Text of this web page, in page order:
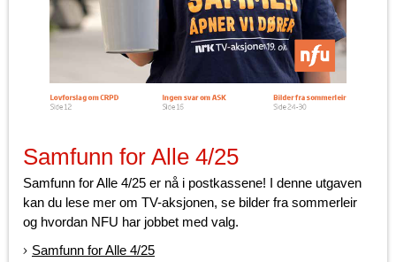
Samfunn for Alle 4/25
Samfunn for Alle 4/25 er nå i postkassene! I denne utgaven
kan du lese mer om TV-aksjonen, se bilder fra sommerleir
og hvordan NFU har jobbet med valg.
Samfunn for Alle 4/25